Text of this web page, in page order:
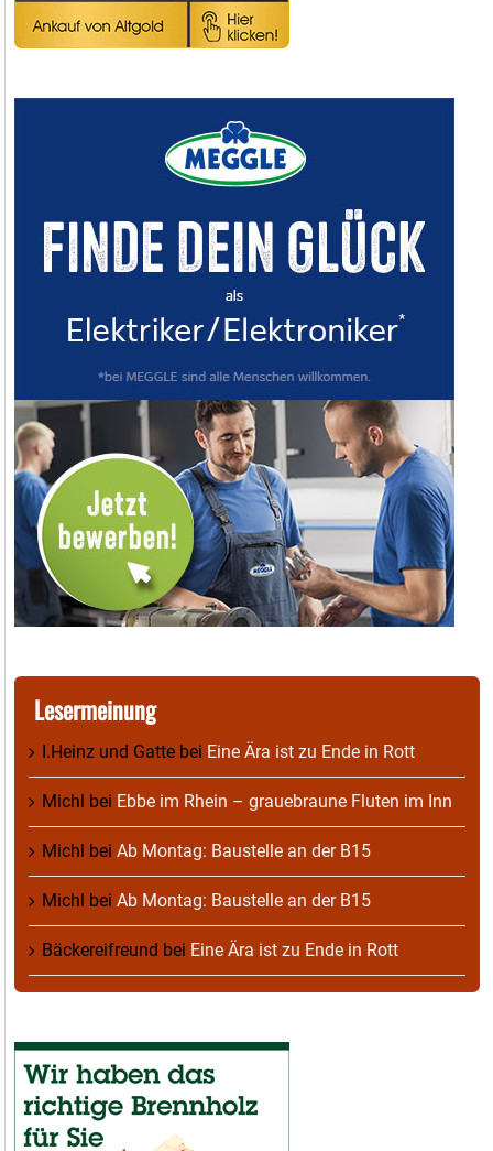
Lesermeinung
I.Heinz und Gatte bei Eine Ära ist zu Ende in Rott
Michl bei Ebbe im Rhein – grauebraune Fluten im Inn
Michl bei Ab Montag: Baustelle an der B15
Michl bei Ab Montag: Baustelle an der B15
Bäckereifreund bei Eine Ära ist zu Ende in Rott